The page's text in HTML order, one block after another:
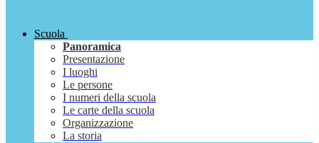
Scuola
Panoramica
Presentazione
I luoghi
Le persone
I numeri della scuola
Le carte della scuola
Organizzazione
La storia